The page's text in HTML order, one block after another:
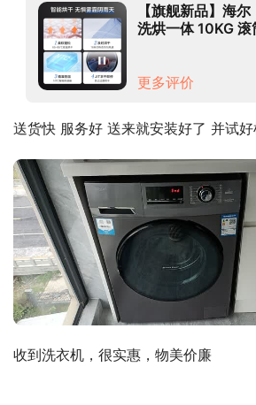
【旗舰新品】海
洗烘一体 10KG
更多评价
送货快 服务好 送来就安装好了 并试好
收到洗衣机，很实惠，物美价廉